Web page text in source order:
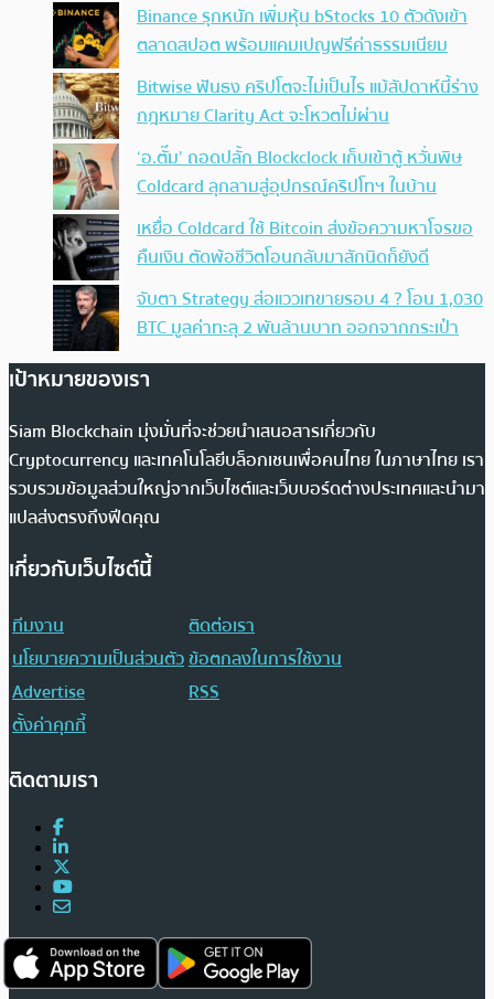
Binance รุกหนัก เพิ่มหุ้น bStocks 10 ตัวดังเข้า
ตลาดสปอต พร้อมแคมเปญฟรีค่าธรรมเนียม
Bitwise ฟันธง คริปโตจะไม่เป็นไร แม้สัปดาห์นี้ร่าง
กฎหมาย Clarity Act จะโหวตไม่ผ่าน
‘อ.ตั๊ม’ ถอดปลั้ก Blockclock เก็บเข้าตู้ หวั่นพิษ
Coldcard ลุกลามสู่อุปกรณ์คริปโทฯ ในบ้าน
เหยื่อ Coldcard ใช้ Bitcoin ส่งข้อความหาโจรขอ
คืนเงิน ตัดพ้อชีวิตโอนกลับมาสักนิดก็ยังดี
จับตา Strategy ส่อแววเทขายรอบ 4 ? โอน 1,030
BTC มูลค่าทะลุ 2 พันล้านบาท ออกจากกระเป๋า
เป้าหมายของเรา
Siam Blockchain มุ่งมั่นที่จะช่วยนำเสนอสารเกี่ยวกับ
Cryptocurrency และเทคโนโลยีบล็อกเชนเพื่อคนไทย ในภาษาไทย เรา
รวบรวมข้อมูลส่วนใหญ่จากเว็บไซต์และเว็บบอร์ดต่างประเทศและนำมา
แปลส่งตรงถึงฟีดคุณ
เกี่ยวกับเว็บไซต์นี้
ทีมงาน
ติดต่อเรา
นโยบายความเป็นส่วนตัวข้อตกลงในการใช้งาน
Advertise
RSS
ตั้งค่าคุกกี้
ติดตามเรา